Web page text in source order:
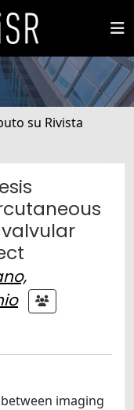
su Rivista
imaging